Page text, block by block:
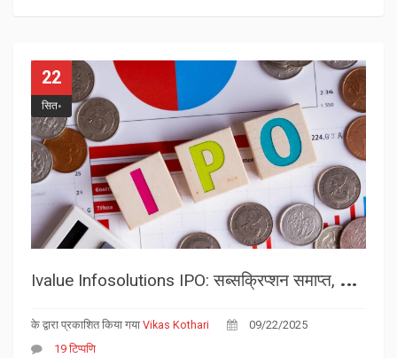
22
सित॰
I
value Infosolutions IPO: सब्सक्रिप्शन समाप्त, 100% ऑफ़र फॉर सेल से पूरी बुकिंग
के द्वारा प्रकाशित किया गया Vikas Kothari
09/22/2025
19 टिप्पणि